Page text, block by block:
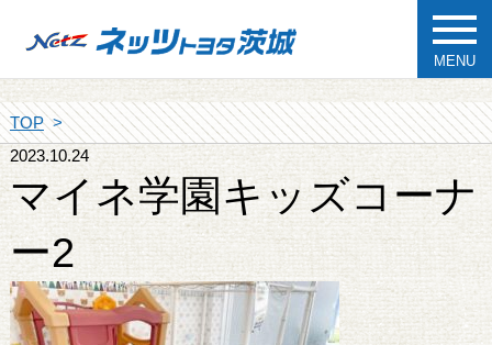
MENU
TOP
2023.10.24
マイネ学園キッズコーナ
ー2